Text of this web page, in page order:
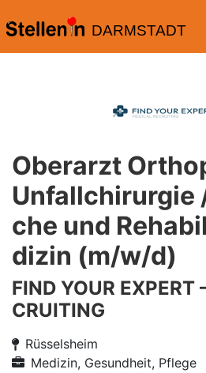
DARMSTADT
Oberarzt
Unfallchirurgie
che und
dizin (m/w/d)
FIND YOUR EXPERT
CRUITING
Rüsselsheim
Medizin, Gesundheit, Pflege